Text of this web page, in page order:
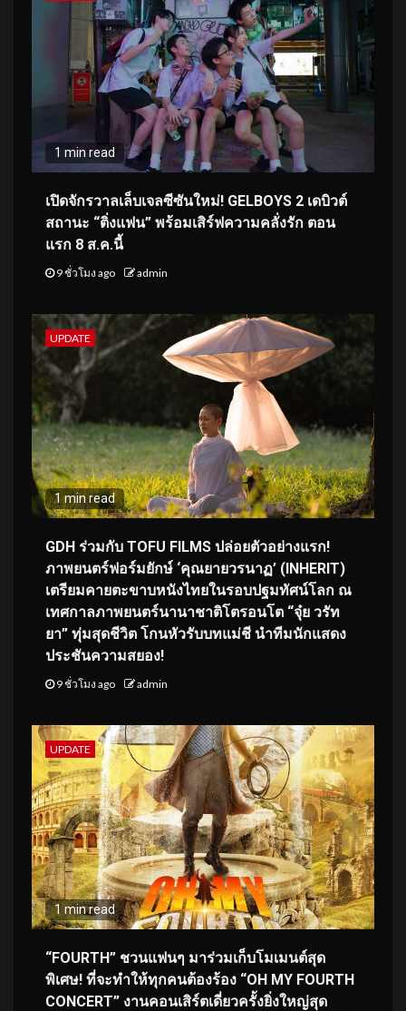
1 min read
เปิดจักรวาลเล็บเจลซีซันใหม่! GELBOYS 2 เดบิวต์
สถานะ “ติ่งแฟน” พร้อมเสิร์ฟความคลั่งรัก ตอน
แรก 8 ส.ค.นี้
9 ชั่วโมง ago admin
UPDATE
1 min read
GDH ร่วมกับ TOFU FILMS ปล่อยตัวอย่างแรก!
ภาพยนตร์ฟอร์มยักษ์ ‘คุณยายวรนาฏ’ (INHERIT)
เตรียมคายตะขาบหนังไทยในรอบปฐมทัศน์โลก ณ
เทศกาลภาพยนตร์นานาชาติโตรอนโต “จุ๋ย วรัท
ยา” ทุ่มสุดชีวิต โกนหัวรับบทแม่ชี นำทีมนักแสดง
ประชันความสยอง!
9 ชั่วโมง ago admin
UPDATE
1 min read
“FOURTH” ชวนแฟนๆ มาร่วมเก็บโมเมนต์สุด
พิเศษ! ที่จะทำให้ทุกคนต้องร้อง “OH MY FOURTH
CONCERT” งานคอนเสิร์ตเดี่ยวครั้งยิ่งใหญ่สุด